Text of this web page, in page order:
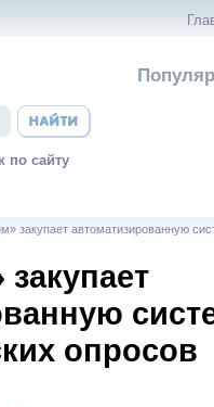
по сайту
закупает автоматизированную
опросов